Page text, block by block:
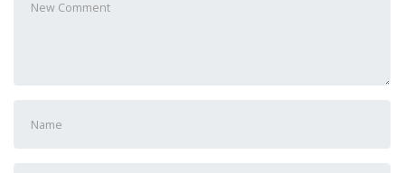
comment
and